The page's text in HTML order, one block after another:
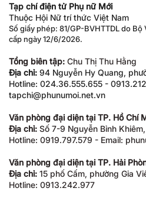
Tạp chí điện tử Phụ nữ Mới
Thuộc Hội Nữ trí thức Việt Nam
Số giấy phép: 81/GP-BVHTTDL do Bộ
cấp ngày 12/6/2026.
Tổng biên tập: Chu Thị Thu Hằng
Địa chỉ: 94 Nguyễn Hy Quang,
Hotline: 024.36.555.655 -
tapchi@phunumoi.net.vn
Văn phòng đại diện tại TP. Hồ Chí
Địa chỉ: Số 7-9 Nguyễn Bỉnh
Hotline: 0919.797.579 - Email:
Văn phòng đại diện tại TP. Hải
Địa chỉ: 15 phố Cấm, phường Gia
Hotline: 0913.242.977